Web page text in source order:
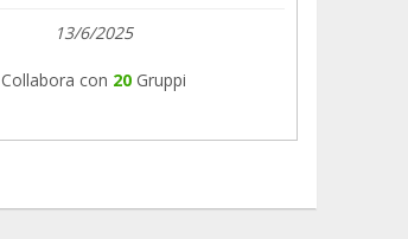
13/6/2025
Collabora con 20 Gruppi